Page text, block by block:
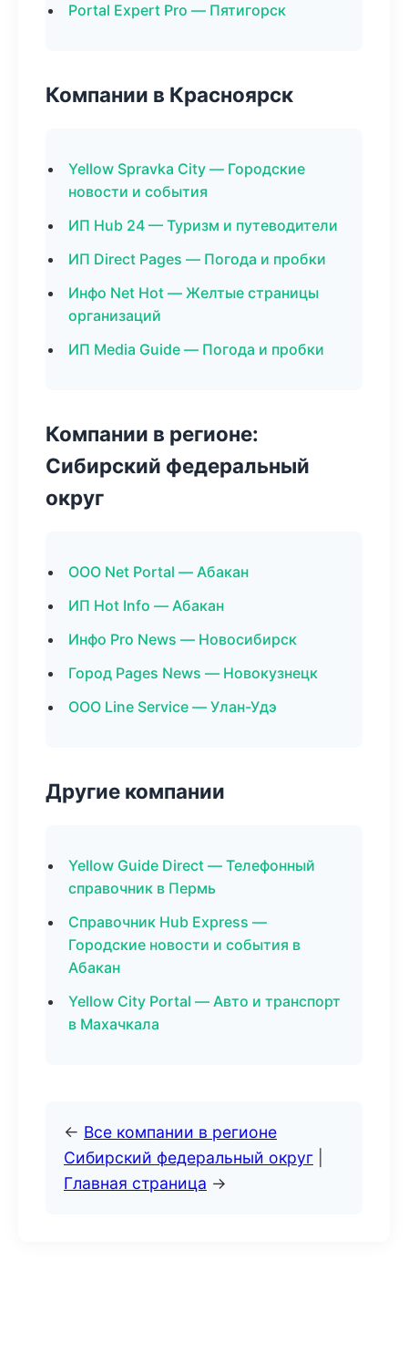
Portal Expert Pro — Пятигорск
Компании в Красноярск
Yellow Spravka City — Городские
новости и события
ИП Hub 24 — Туризм и путеводители
ИП Direct Pages — Погода и пробки
Инфо Net Hot — Желтые страницы
организаций
ИП Media Guide — Погода и пробки
Компании в регионе:
Сибирский федеральный
округ
ООО Net Portal — Абакан
ИП Hot Info — Абакан
Инфо Pro News — Новосибирск
Город Pages News — Новокузнецк
ООО Line Service — Улан-Удэ
Другие компании
Yellow Guide Direct — Телефонный
справочник в Пермь
Справочник Hub Express —
Городские новости и события в
Абакан
Yellow City Portal — Авто и транспорт
в Махачкала
← Все компании в регионе
Сибирский федеральный округ
Главная страница →